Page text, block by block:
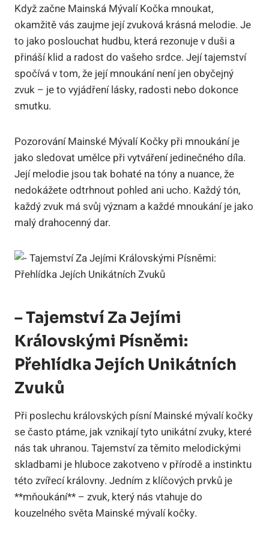
Když začne Mainská Mývalí Kočka mnoukat,
okamžitě vás zaujme její zvuková krásná melodie. Je
to jako poslouchat hudbu, která rezonuje v duši a
přináší klid a radost do vašeho srdce. Její tajemství
spočívá v tom, že její mnoukání není jen obyčejný
zvuk – je to vyjádření lásky, radosti nebo dokonce
smutku.
Pozorování Mainské Mývalí Kočky při mnoukání je
jako sledovat umělce při vytváření jedinečného díla.
Její melodie jsou tak bohaté na tóny a nuance, že
nedokážete odtrhnout pohled ani ucho. Každý tón,
každý zvuk má svůj význam a každé mnoukání je jako
malý drahocenný dar.
– Tajemství Za Jejími
Královskými Písněmi:
Přehlídka Jejích Unikátních
Zvuků
Při poslechu královských písní Mainské mývalí kočky
se často ptáme, jak vznikají tyto unikátní zvuky, které
nás tak uhranou. Tajemství za těmito melodickými
skladbami je hluboce zakotveno v přírodě a instinktu
této zvířecí královny. Jedním z klíčových prvků je
**mňoukání** – zvuk, který nás vtahuje do
kouzelného světa Mainské mývalí kočky.